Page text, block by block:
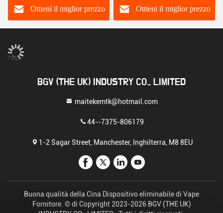
Ottieni il miglior prezzo Ottieni il miglior prezzo
BGV (THE UK) INDUSTRY CO., LIMITED
maitekemtk@hotmail.com
44--7375-806179
1-2 Sagar Street, Manchester, Inghilterra, M8 8EU
Buona qualità della Cina Dispositivo eliminabile di Vape
Fornitore. © di Copyright 2023-2026 BGV (THE UK)